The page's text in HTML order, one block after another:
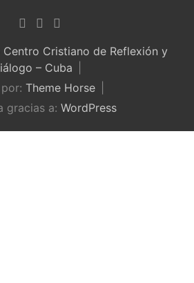
Centro Cristiano de Reflexión y
– Cuba
Theme Horse
gracias a: WordPress